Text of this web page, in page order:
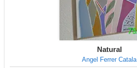
Natural
Angel Ferrer Catala